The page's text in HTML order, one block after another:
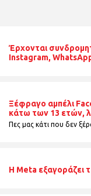
Έρχονται
Instagram,
Ξέφραγο αμπέλι
κάτω των 13 ετών,
Πες μας κάτι που δεν
Η Meta εξαγοράζει